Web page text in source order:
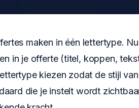
maken in één lettertype.
in je offerte (titel, koppen,
kiezen zodat de stijl
die je instelt wordt